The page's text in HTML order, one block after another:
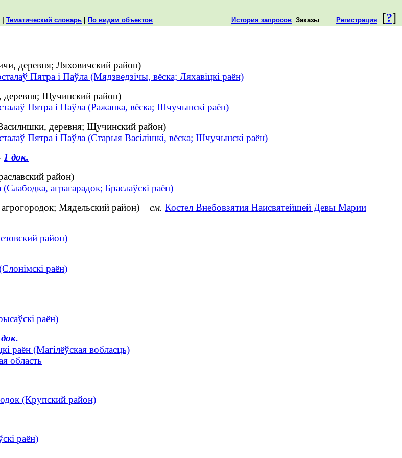
[?]
Тематический словарь По видам объектов История запросов Заказы Регистрация
деревня; Ляховичский район)
Пятра і Паўла (Мядзведзічы, вёска; Ляхавіцкі раён)
деревня; Щучинский район)
Пятра і Паўла (Ражанка, вёска; Шчучынскі раён)
деревня; Щучинский район)
Пятра і Паўла (Старыя Васілішкі, вёска; Шчучынскі раён)
1 док.
район)
аграгарадок; Браслаўскі раён)
Мядельский район) см. Костел Внебовзятия Наисвятейшей Девы Марии
район)
раён)
раён)
раён (Магілёўская вобласць)
область
(Крупский район)
раён)